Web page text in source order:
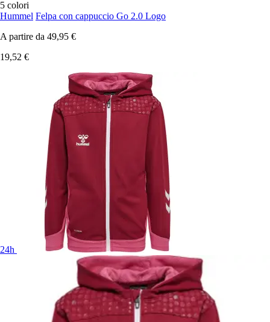
5 colori
Hummel Felpa con cappuccio Go 2.0 Logo
A partire da 49,95 €
19,52 €
24h